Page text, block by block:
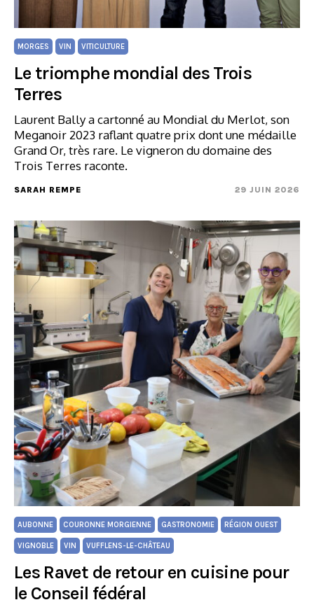
MORGES VIN VITICULTURE
Le triomphe mondial des Trois
Terres
Laurent Bally a cartonné au Mondial du Merlot, son
Meganoir 2023 raflant quatre prix dont une médaille
Grand Or, très rare. Le vigneron du domaine des
Trois Terres raconte.
SARAH REMPE 29 JUIN 2026
AUBONNE COURONNE MORGIENNE GASTRONOMIE RÉGION OUEST
VIGNOBLE VIN VUFFLENS-LE-CHÂTEAU
Les Ravet de retour en cuisine pour
le Conseil fédéral